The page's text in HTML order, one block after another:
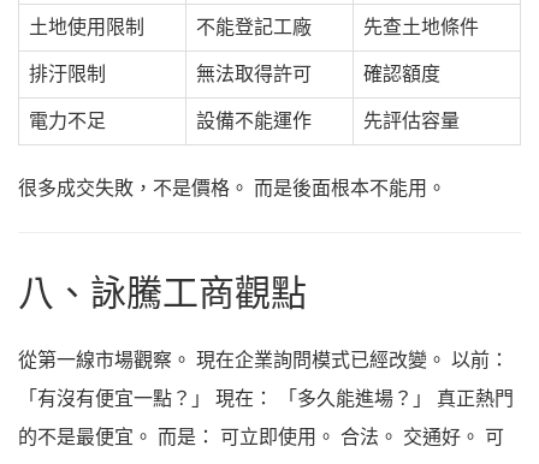
土地使用限制 不能登記工廠 先查土地條件
排汙限制 無法取得許可 確認額度
電力不足 設備不能運作 先評估容量
很多成交失敗，不是價格。 而是後面根本不能用。
八、詠騰工商觀點
從第一線市場觀察。 現在企業詢問模式已經改變。 以前：
「有沒有便宜一點？」 現在： 「多久能進場？」 真正熱門
的不是最便宜。 而是： 可立即使用。 合法。 交通好。 可